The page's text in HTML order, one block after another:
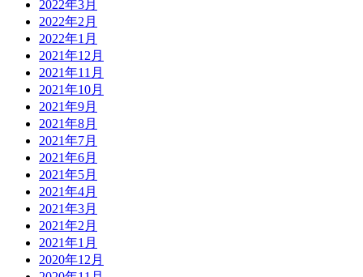
2022年3月
2022年2月
2022年1月
2021年12月
2021年11月
2021年10月
2021年9月
2021年8月
2021年7月
2021年6月
2021年5月
2021年4月
2021年3月
2021年2月
2021年1月
2020年12月